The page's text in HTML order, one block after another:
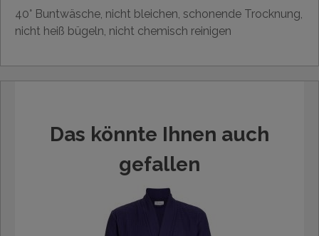
40° Buntwäsche, nicht bleichen, schonende Trocknung,
nicht heiß bügeln, nicht chemisch reinigen
Das könnte Ihnen auch
gefallen